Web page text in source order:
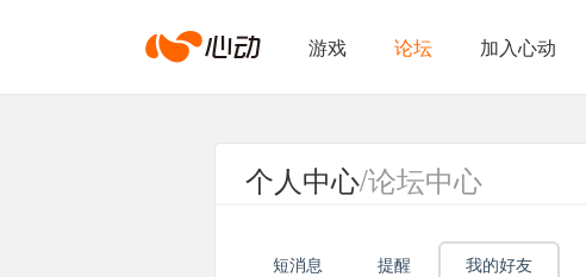
心
动
游戏 论坛 加入心动
个人中心/论坛中心
短消息 提醒 我的好友